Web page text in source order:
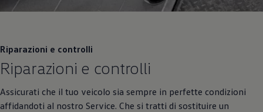
Riparazioni e controlli
Riparazioni e controlli
Assicurati che il tuo veicolo sia sempre in perfette condizioni
affidandoti al nostro Service. Che si tratti di sostituire un